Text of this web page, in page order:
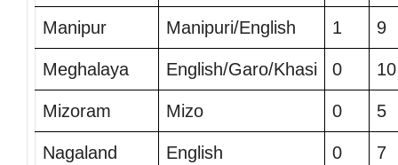
Manipur Manipuri/English 1 9
Meghalaya English/Garo/Khasi 0 10
Mizoram Mizo 0 5
Nagaland English 0 7